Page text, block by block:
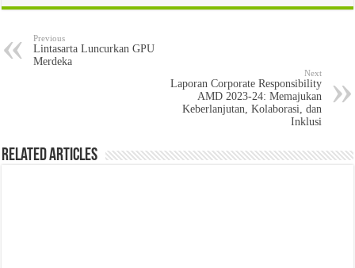
Previous
Lintasarta Luncurkan GPU
Merdeka
Next
Laporan Corporate Responsibility
AMD 2023-24: Memajukan
Keberlanjutan, Kolaborasi, dan
Inklusi
Related Articles